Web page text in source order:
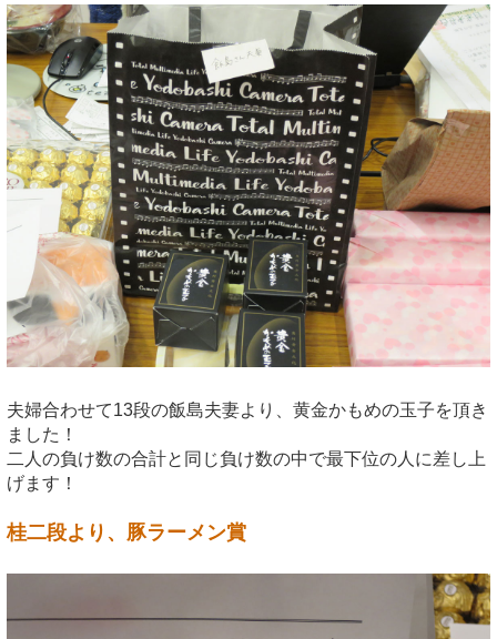
夫婦合わせて13段の飯島夫妻より、黄金かもめの玉子を頂き
ました！
二人の負け数の合計と同じ負け数の中で最下位の人に差し上
げます！
桂二段より、豚ラーメン賞